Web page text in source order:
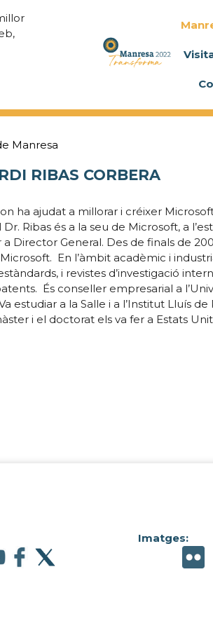
Manresa
RIBAS CORBERA
ha ajudat a millorar i créixer
Ribas és a la seu de Microsoft, a
Director General. Des de finals de
En l’àmbit acadèmic i
i revistes d’investigació
És conseller empresarial a
estudiar a la Salle i a l’Institut Lluís de
i el doctorat els va fer a Estats
Imatges: